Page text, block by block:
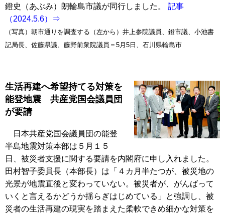
鐙史（あぶみ）朗輪島市議が同行しました。 記事
（2024.5.6）⇒
（写真）朝市通りを調査する（左から）井上参院議員、鐙市議、小池書
記局長、佐藤県議、藤野前衆院議員＝5月5日、石川県輪島市
生活再建へ希望持てる対策を
能登地震 共産党国会議員団
が要請
日本共産党国会議員団の能登
半島地震対策本部は５月１５
日、被災者支援に関する要請を内閣府に申し入れました。
田村智子委員長（本部長）は「４カ月半たつが、被災地の
光景が地震直後と変わっていない。被災者が、がんばって
いくと言えるかどうか揺らぎはじめている」と強調し、被
災者の生活再建の現実を踏まえた柔軟できめ細かな対策を